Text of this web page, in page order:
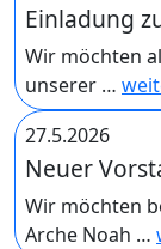
Einladung
Wir möchten
unserer …
27.5.2026
Neuer
Wir möchten
Arche Noah …